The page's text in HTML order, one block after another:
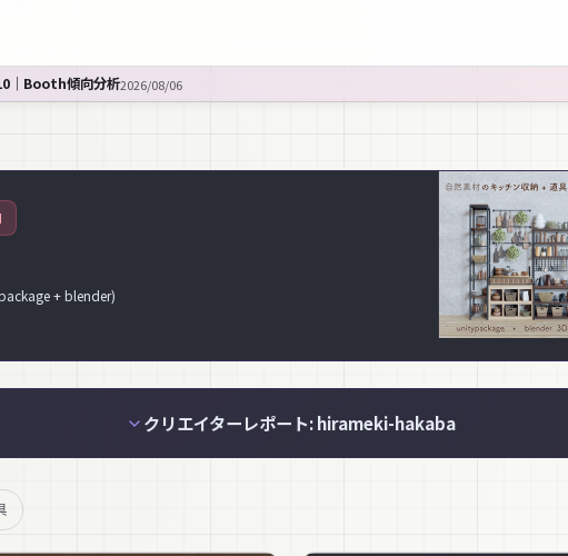
｜Booth傾向分析2026/08/06
+ blender)
クリエイターレポート: hirameki-hakaba